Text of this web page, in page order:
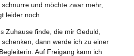
und möchte zwar mehr,
leider noch.
Zuhause finde, die mir Geduld,
dann werde ich zu einer
Auf Freigang kann ich